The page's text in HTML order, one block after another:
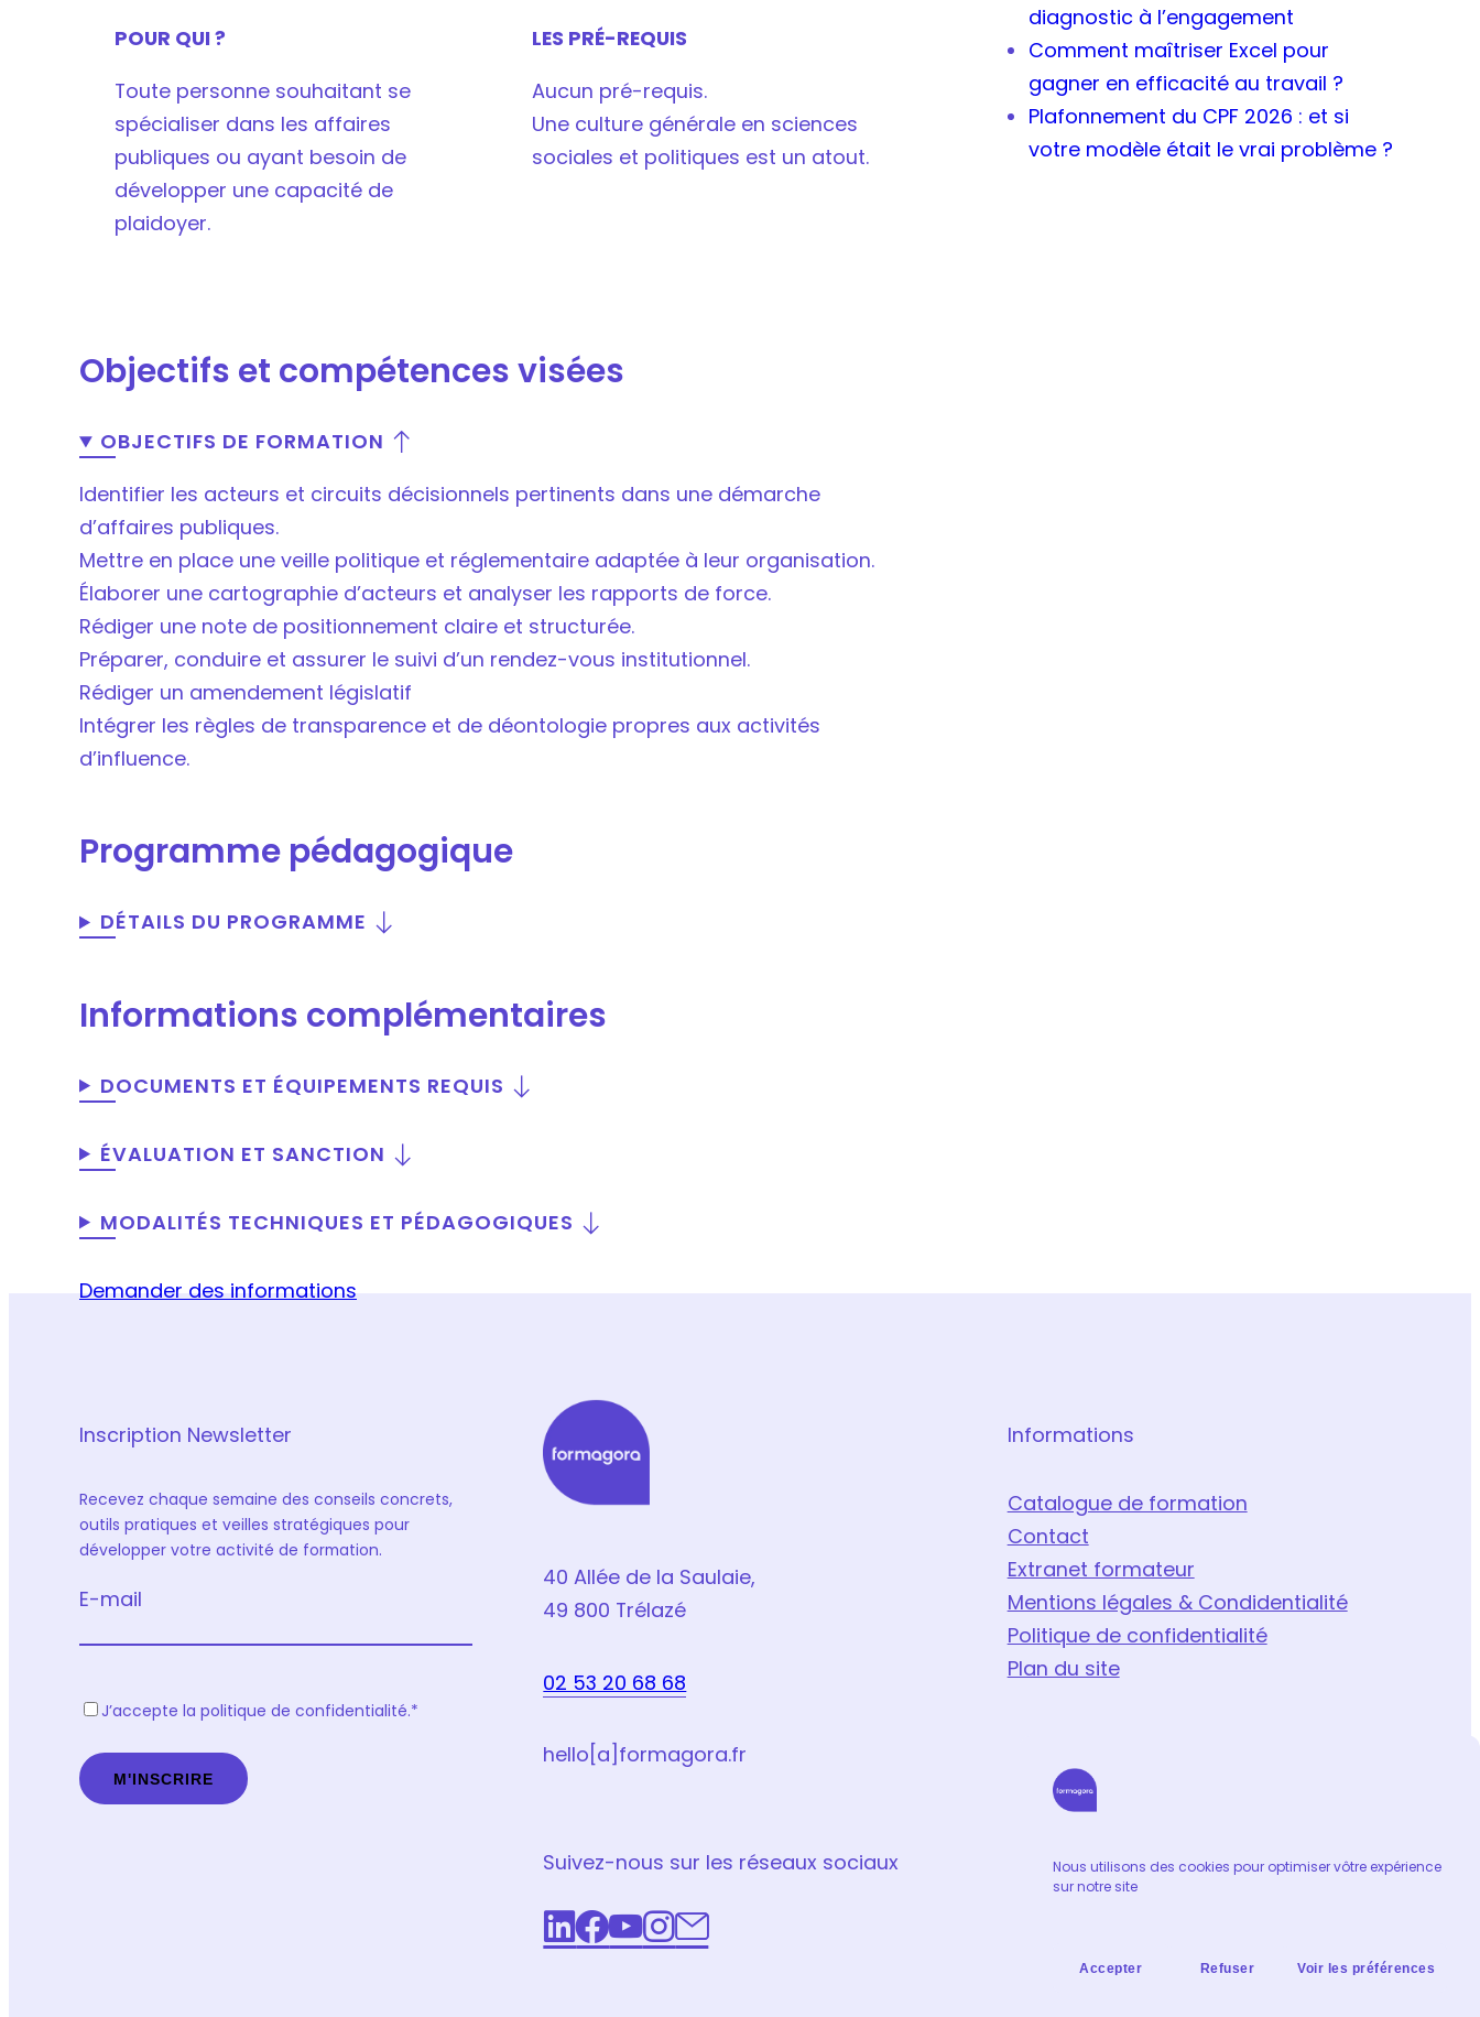
Nous utilisons des cookies pour optimiser vôtre expérience
sur notre site
Accepter Refuser Voir les préférences
POUR QUI ?
Toute personne souhaitant se
spécialiser dans les affaires
publiques ou ayant besoin de
développer une capacité de
plaidoyer.
LES PRÉ-REQUIS
Aucun pré-requis.
Une culture générale en sciences
sociales et politiques est un atout.
Objectifs et compétences visées
OBJECTIFS DE FORMATION
Identifier les acteurs et circuits décisionnels pertinents dans une démarche
d’affaires publiques.
Mettre en place une veille politique et réglementaire adaptée à leur organisation.
Élaborer une cartographie d’acteurs et analyser les rapports de force.
Rédiger une note de positionnement claire et structurée.
Préparer, conduire et assurer le suivi d’un rendez-vous institutionnel.
Rédiger un amendement législatif
Intégrer les règles de transparence et de déontologie propres aux activités
d’influence.
Programme pédagogique
DÉTAILS DU PROGRAMME
Informations complémentaires
DOCUMENTS ET ÉQUIPEMENTS REQUIS
ÉVALUATION ET SANCTION
MODALITÉS TECHNIQUES ET PÉDAGOGIQUES
Demander des informations
diagnostic à l’engagement
Comment maîtriser Excel pour
gagner en efficacité au travail ?
Plafonnement du CPF 2026 : et si
votre modèle était le vrai problème ?
Inscription Newsletter
Recevez chaque semaine des conseils concrets,
outils pratiques et veilles stratégiques pour
développer votre activité de formation.
E-mail
R
P
D
J’accepte la politique de confidentialité.*
40 Allée de la Saulaie,
49 800 Trélazé
02 53 20 68 68
hello[a]formagora.fr
Suivez-nous sur les réseaux sociaux
LinkedIn
Facebook
Youtube
Instagram
Email
Informations
Catalogue de formation
Contact
Extranet formateur
Mentions légales & Condidentialité
Politique de confidentialité
Plan du site